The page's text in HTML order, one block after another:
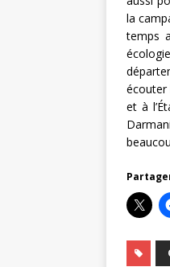
la
temps
écouter
et à